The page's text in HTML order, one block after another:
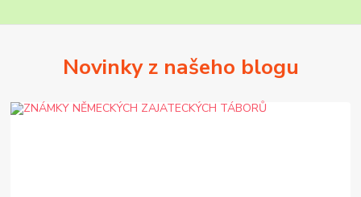
Novinky z našeho blogu